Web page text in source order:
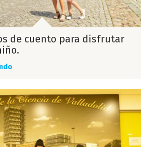
de cuento para disfrutar